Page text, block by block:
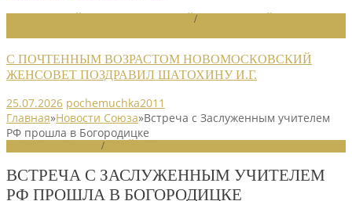
/
С ПОЧТЕННЫМ ВОЗРАСТОМ НОВОМОСКОВСКИЙ
ЖЕНСОВЕТ ПОЗДРАВИЛ ШАТОХИНУ И.Г.
25.07.2026 pochemuchka2011
Главная»Новости Союза»Встреча с Заслуженным учителем
РФ прошла в Богородицке
/
ВСТРЕЧА С ЗАСЛУЖЕННЫМ УЧИТЕЛЕМ
РФ ПРОШЛА В БОГОРОДИЦКЕ